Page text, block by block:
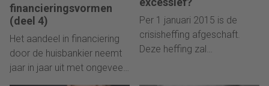
financieringsvormen
(deel 4)
Het aandeel in financiering
door de huisbankier neemt
jaar in jaar uit met ongeveer
Per 1 januari 2015 is de
crisisheffing afgeschaft.
Deze heffing zal